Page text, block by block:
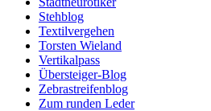
Stehblog
Textilvergehen
Torsten Wieland
Vertikalpass
Übersteiger-Blog
Zebrastreifenblog
Zum runden Leder